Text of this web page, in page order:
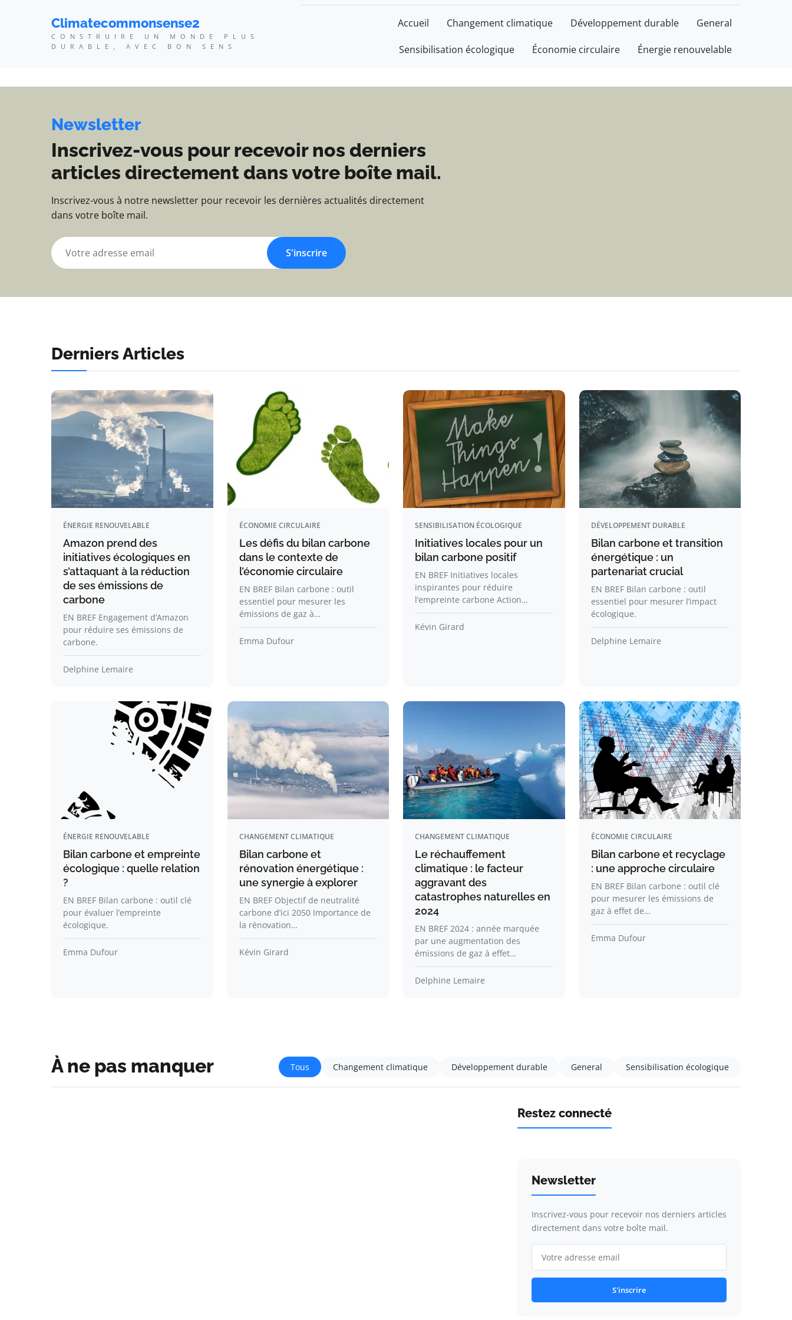
Climatecommonsense2 - Construire un monde plus durable, avec
Climatecommonsense2
CONSTRUIRE UN MONDE PLUS
DURABLE, AVEC BON SENS
Accueil Changement climatique Développement durable General
Sensibilisation écologique Économie circulaire Énergie renouvelable
Newsletter
Inscrivez-vous pour recevoir nos derniers
articles directement dans votre boîte mail.
Inscrivez-vous à notre newsletter pour recevoir les dernières actualités directement
dans votre boîte mail.
S'inscrire
Derniers Articles
ÉNERGIE RENOUVELABLE
Amazon prend des
initiatives écologiques en
s’attaquant à la réduction
de ses émissions de
carbone
EN BREF Engagement d’Amazon
pour réduire ses émissions de
carbone.
Delphine Lemaire
ÉCONOMIE CIRCULAIRE
Les défis du bilan carbone
dans le contexte de
l’économie circulaire
EN BREF Bilan carbone : outil
essentiel pour mesurer les
émissions de gaz à…
Emma Dufour
SENSIBILISATION ÉCOLOGIQUE
Initiatives locales pour un
bilan carbone positif
EN BREF Initiatives locales
inspirantes pour réduire
l’empreinte carbone Action…
Kévin Girard
DÉVELOPPEMENT DURABLE
Bilan carbone et transition
énergétique : un
partenariat crucial
EN BREF Bilan carbone : outil
essentiel pour mesurer l’impact
écologique.
Delphine Lemaire
ÉNERGIE RENOUVELABLE
Bilan carbone et empreinte
écologique : quelle relation
?
EN BREF Bilan carbone : outil clé
pour évaluer l’empreinte
écologique.
Emma Dufour
CHANGEMENT CLIMATIQUE
Bilan carbone et
rénovation énergétique :
une synergie à explorer
EN BREF Objectif de neutralité
carbone d’ici 2050 Importance de
la rénovation…
Kévin Girard
CHANGEMENT CLIMATIQUE
Le réchauffement
climatique : le facteur
aggravant des
catastrophes naturelles en
2024
EN BREF 2024 : année marquée
par une augmentation des
émissions de gaz à effet…
Delphine Lemaire
ÉCONOMIE CIRCULAIRE
Bilan carbone et recyclage
: une approche circulaire
EN BREF Bilan carbone : outil clé
pour mesurer les émissions de
gaz à effet de…
Emma Dufour
À ne pas manquer Tous Changement climatique Développement durable General Sensibilisation écologique
Restez connecté
Newsletter
Inscrivez-vous pour recevoir nos derniers articles
directement dans votre boîte mail.
S'inscrire